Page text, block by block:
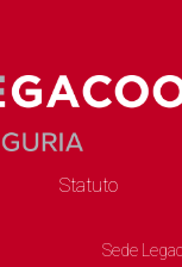
Statuto
Sede